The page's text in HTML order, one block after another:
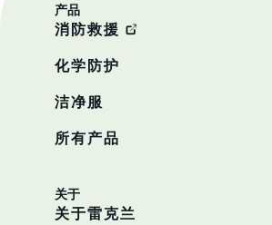
产品
消防救援
化学防护
洁净服
所有产品
关于
关于雷克兰